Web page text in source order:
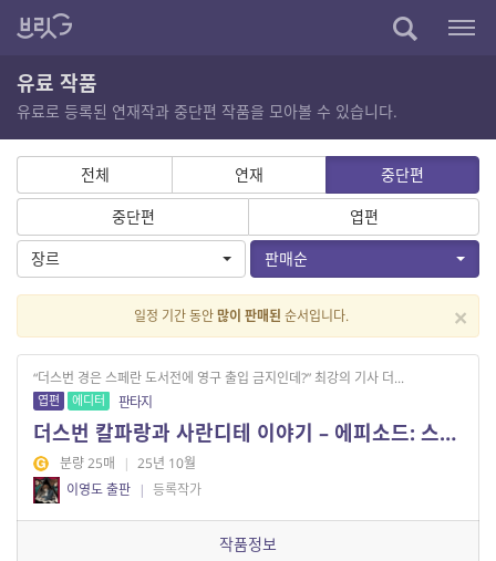
유료 작품
유료로 등록된 연재작과 중단편 작품을 모아볼 수 있습니다.
전체 연재
중단편
중단편
엽편
장르
판매순
×
일정 기간 동안많이 판매된 순서입니다.
“더스번 경은 스페란 도서전에 영구 출입 금지인데?” 최강의 기사 더...
엽편 에디터 판타지
더스번 칼파랑과 사란디테 이야기 – 에피소드: 스페란 도서전에서
분량 25매 | 25년 10월
이영도 출판 | 등록작가
작품정보